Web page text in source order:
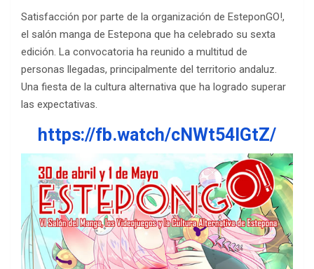
Satisfacción por parte de la organización de EsteponGO!,
el salón manga de Estepona que ha celebrado su sexta
edición. La convocatoria ha reunido a multitud de
personas llegadas, principalmente del territorio andaluz.
Una fiesta de la cultura alternativa que ha logrado superar
las expectativas.
https://fb.watch/cNWt54IGtZ/